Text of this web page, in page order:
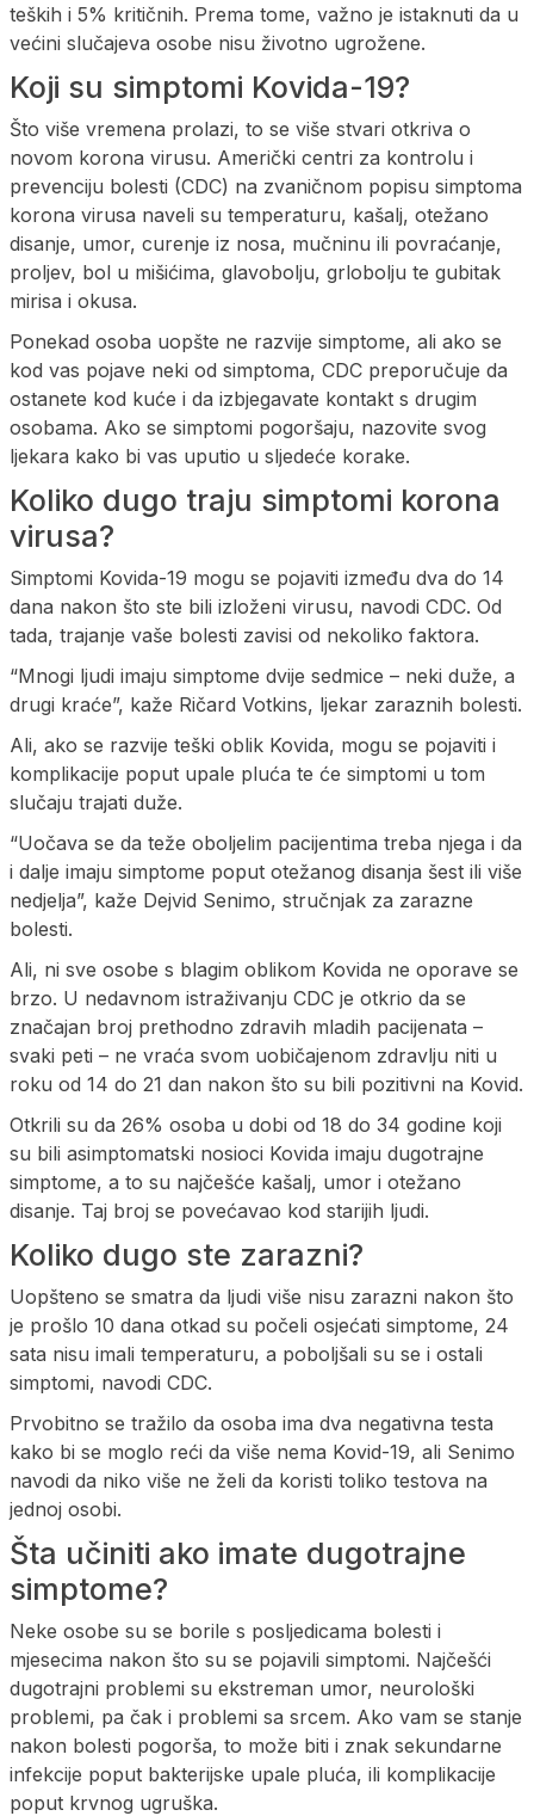
teških i 5% kritičnih. Prema tome, važno je istaknuti da u
većini slučajeva osobe nisu životno ugrožene.
Koji su simptomi Kovida-19?
Što više vremena prolazi, to se više stvari otkriva o
novom korona virusu. Američki centri za kontrolu i
prevenciju bolesti (CDC) na zvaničnom popisu simptoma
korona virusa naveli su temperaturu, kašalj, otežano
disanje, umor, curenje iz nosa, mučninu ili povraćanje,
proljev, bol u mišićima, glavobolju, grlobolju te gubitak
mirisa i okusa.
Ponekad osoba uopšte ne razvije simptome, ali ako se
kod vas pojave neki od simptoma, CDC preporučuje da
ostanete kod kuće i da izbjegavate kontakt s drugim
osobama. Ako se simptomi pogoršaju, nazovite svog
ljekara kako bi vas uputio u sljedeće korake.
Koliko dugo traju simptomi korona
virusa?
Simptomi Kovida-19 mogu se pojaviti između dva do 14
dana nakon što ste bili izloženi virusu, navodi CDC. Od
tada, trajanje vaše bolesti zavisi od nekoliko faktora.
“Mnogi ljudi imaju simptome dvije sedmice – neki duže, a
drugi kraće”, kaže Ričard Votkins, ljekar zaraznih bolesti.
Ali, ako se razvije teški oblik Kovida, mogu se pojaviti i
komplikacije poput upale pluća te će simptomi u tom
slučaju trajati duže.
“Uočava se da teže oboljelim pacijentima treba njega i da
i dalje imaju simptome poput otežanog disanja šest ili više
nedjelja”, kaže Dejvid Senimo, stručnjak za zarazne
bolesti.
Ali, ni sve osobe s blagim oblikom Kovida ne oporave se
brzo. U nedavnom istraživanju CDC je otkrio da se
značajan broj prethodno zdravih mladih pacijenata –
svaki peti – ne vraća svom uobičajenom zdravlju niti u
roku od 14 do 21 dan nakon što su bili pozitivni na Kovid.
Otkrili su da 26% osoba u dobi od 18 do 34 godine koji
su bili asimptomatski nosioci Kovida imaju dugotrajne
simptome, a to su najčešće kašalj, umor i otežano
disanje. Taj broj se povećavao kod starijih ljudi.
Koliko dugo ste zarazni?
Uopšteno se smatra da ljudi više nisu zarazni nakon što
je prošlo 10 dana otkad su počeli osjećati simptome, 24
sata nisu imali temperaturu, a poboljšali su se i ostali
simptomi, navodi CDC.
Prvobitno se tražilo da osoba ima dva negativna testa
kako bi se moglo reći da više nema Kovid-19, ali Senimo
navodi da niko više ne želi da koristi toliko testova na
jednoj osobi.
Šta učiniti ako imate dugotrajne
simptome?
Neke osobe su se borile s posljedicama bolesti i
mjesecima nakon što su se pojavili simptomi. Najčešći
dugotrajni problemi su ekstreman umor, neurološki
problemi, pa čak i problemi sa srcem. Ako vam se stanje
nakon bolesti pogorša, to može biti i znak sekundarne
infekcije poput bakterijske upale pluća, ili komplikacije
poput krvnog ugruška.